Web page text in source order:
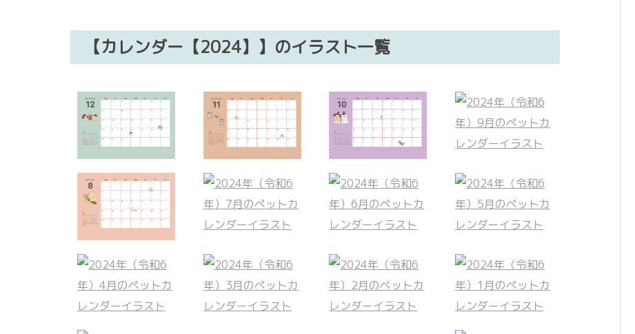
【カレンダー【2024】】のイラスト一覧